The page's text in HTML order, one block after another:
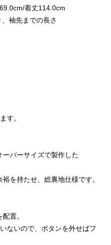
着丈114.0cm
袖先までの長さ
す。
バーサイズで製作した
を持たせ、総裏地仕様です。
置。
ないので、ボタンを外せばフ